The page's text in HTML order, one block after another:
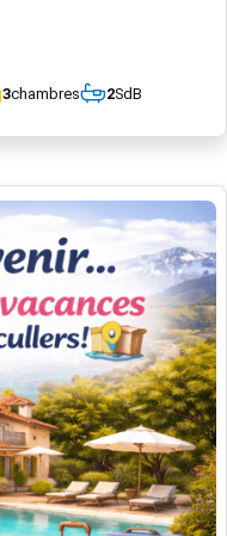
3chambres 2SdB